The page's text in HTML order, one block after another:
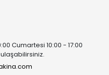
Cumartesi 10:00 - 17:00